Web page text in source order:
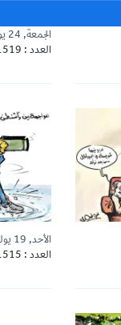
الجمعة, 24 يوليو 2026
العدد : 11519
الأحد, 19 يوليو 2026
العدد : 011515